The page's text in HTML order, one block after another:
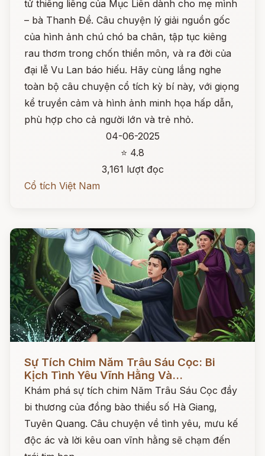
tử thiêng liêng của Mục Liên dành cho mẹ mình
– bà Thanh Đề. Câu chuyện lý giải nguồn gốc
của hình ảnh chú chó ba chân, tập tục kiêng
rau thơm trong chốn thiền môn, và ra đời của
đại lễ Vu Lan báo hiếu. Hãy cùng lắng nghe
toàn bộ câu chuyện cổ tích kỳ bí này, với giọng
kể truyền cảm và hình ảnh minh họa hấp dẫn,
phù hợp cho cả người lớn và trẻ nhỏ.
04-06-2025
⭐ 4.8
3,161 lượt đọc
Cổ tích Việt Nam
Sự Tích Chim Năm Trâu Sáu Cọc: Bi
Kịch Tình Yêu Vĩnh Hằng Và...
Khám phá sự tích chim Năm Trâu Sáu Cọc đầy
bi thương của đồng bào thiểu số Hà Giang,
Tuyên Quang. Câu chuyện về tình yêu, mưu kế
độc ác và lời kêu oan vĩnh hằng sẽ chạm đến